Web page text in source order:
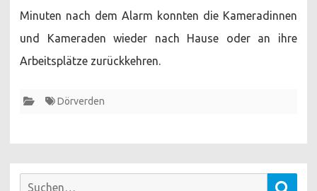
Minuten nach dem Alarm konnten die Kameradinnen
und Kameraden wieder nach Hause oder an ihre
Arbeitsplätze zurückkehren.
Dörverden
Suchen